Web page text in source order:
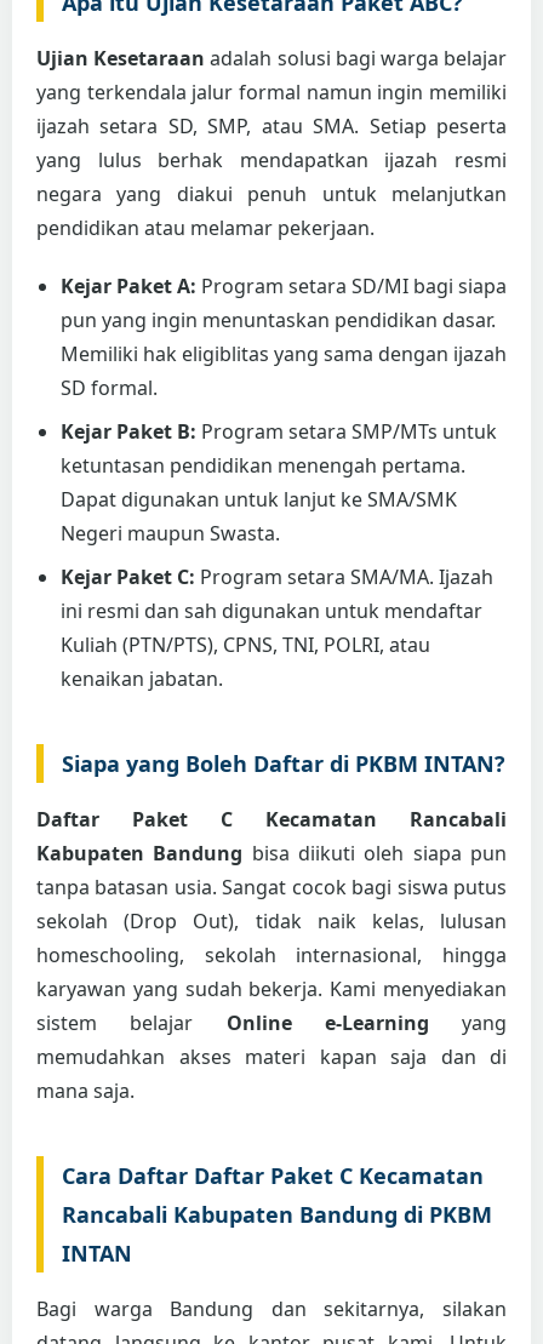
Ujian Kesetaraan adalah solusi bagi warga belajar
yang terkendala jalur formal namun ingin memiliki
ijazah setara SD, SMP, atau SMA. Setiap peserta
yang lulus berhak mendapatkan ijazah resmi
negara yang diakui penuh untuk melanjutkan
pendidikan atau melamar pekerjaan.
Kejar Paket A: Program setara SD/MI bagi siapa
pun yang ingin menuntaskan pendidikan dasar.
Memiliki hak eligiblitas yang sama dengan ijazah
SD formal.
Kejar Paket B: Program setara SMP/MTs untuk
ketuntasan pendidikan menengah pertama.
Dapat digunakan untuk lanjut ke SMA/SMK
Negeri maupun Swasta.
Kejar Paket C: Program setara SMA/MA. Ijazah
ini resmi dan sah digunakan untuk mendaftar
Kuliah (PTN/PTS), CPNS, TNI, POLRI, atau
kenaikan jabatan.
Siapa yang Boleh Daftar di PKBM INTAN?
Daftar Paket C Kecamatan Rancabali
Kabupaten Bandung bisa diikuti oleh siapa pun
tanpa batasan usia. Sangat cocok bagi siswa putus
sekolah (Drop Out), tidak naik kelas, lulusan
homeschooling, sekolah internasional, hingga
karyawan yang sudah bekerja. Kami menyediakan
sistem belajar Online e-Learning yang
memudahkan akses materi kapan saja dan di
mana saja.
Cara Daftar Daftar Paket C Kecamatan
Rancabali Kabupaten Bandung di PKBM
INTAN
Bagi warga Bandung dan sekitarnya, silakan